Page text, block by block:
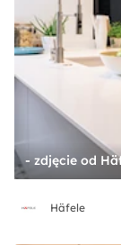
- zdjęcie od
Häfele